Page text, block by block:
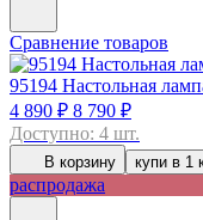
Сравнение товаров
95194 Настольная
4 890 ₽ 8 790 ₽
Доступно: 4 шт.
В корзину купи в 1
распродажа